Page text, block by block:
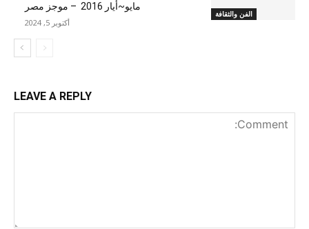
الفن والثقافة
مايو~أيار 2016 – موجز مصر
أكتوبر 5, 2024
LEAVE A REPLY